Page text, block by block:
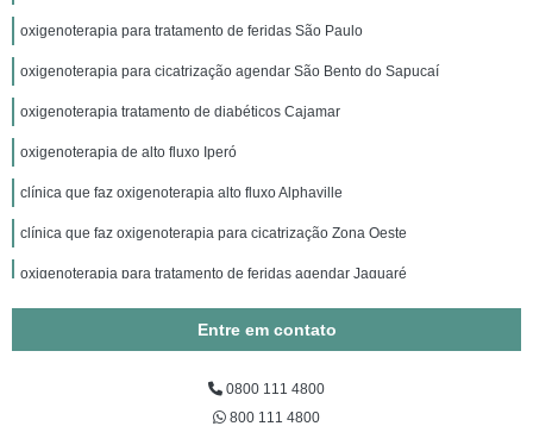
oxigenoterapia para tratamento de feridas São Paulo
oxigenoterapia para cicatrização agendar São Bento do Sapucaí
oxigenoterapia tratamento de diabéticos Cajamar
oxigenoterapia de alto fluxo Iperó
clínica que faz oxigenoterapia alto fluxo Alphaville
clínica que faz oxigenoterapia para cicatrização Zona Oeste
oxigenoterapia para tratamento de feridas agendar Jaguaré
oxigenoterapia baixo fluxo Ermelino Matarazzo
clínica que faz oxigenoterapia para tratamento de feridas Sarapuí
Entre em contato
0800 111 4800
800 111 4800